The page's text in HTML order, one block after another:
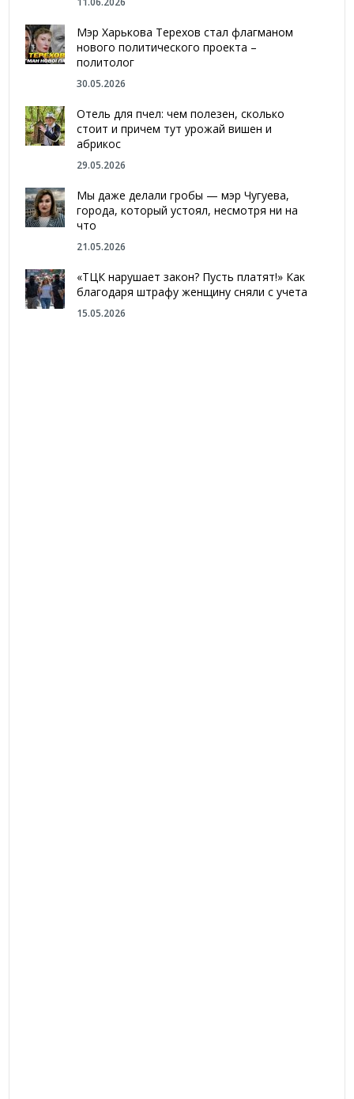
Мэр Харькова Терехов стал флагманом
нового политического проекта –
политолог
30.05.2026
Отель для пчел: чем полезен, сколько
стоит и причем тут урожай вишен и
абрикос
29.05.2026
Мы даже делали гробы — мэр Чугуева,
города, который устоял, несмотря ни на
что
21.05.2026
«ТЦК нарушает закон? Пусть платят!» Как
благодаря штрафу женщину сняли с учета
15.05.2026